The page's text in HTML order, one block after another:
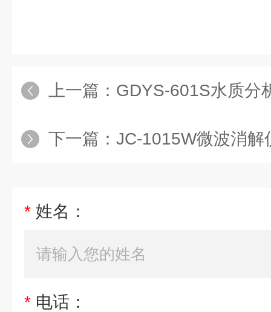
上一篇： GDYS-601S水质分
下一篇： JC-1015W微波消解
* 姓名：
* 电话：